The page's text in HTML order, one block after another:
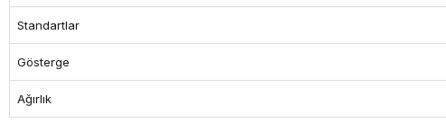
Standartlar
Gösterge
Ağırlık